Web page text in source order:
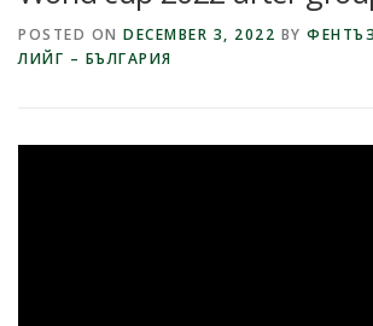
ФУТБОЛНА СТИПЕНДИЯ FPL BG
POSTED ON DECEMBER 3, 2022 BY
ЛИЙГ – БЪЛГАРИЯ